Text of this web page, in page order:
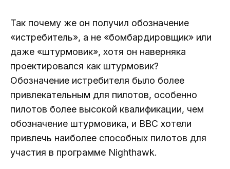
Так почему же он получил обозначение
«истребитель», а не «бомбардировщик» или
даже «штурмовик», хотя он наверняка
проектировался как штурмовик?
Обозначение истребителя было более
привлекательным для пилотов, особенно
пилотов более высокой квалификации, чем
обозначение штурмовика, и ВВС хотели
привлечь наиболее способных пилотов для
участия в программе Nighthawk.